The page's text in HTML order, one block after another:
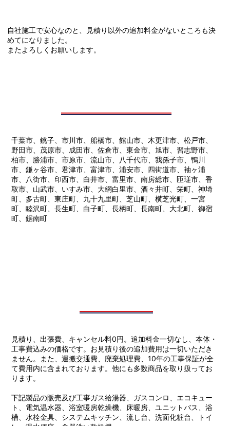
自社施工で安心なのと、見積り以外の追加料金がないところも決
めてになりました。
またよろしくお願いします。
千葉市、銚子、市川市、船橋市、館山市、木更津市、松戸市、
野田市、茂原市、成田市、佐倉市、東金市、旭市、習志野市、
柏市、勝浦市、市原市、流山市、八千代市、我孫子市、鴨川
市、鎌ヶ谷市、君津市、富津市、浦安市、四街道市、袖ヶ浦
市、八街市、印西市、白井市、富里市、南房総市、匝瑳市、香
取市、山武市、いすみ市、大網白里市、酒々井町、栄町、神埼
町、多古町、東庄町、九十九里町、芝山町、横芝光町、一宮
町、睦沢町、長生町、白子町、長柄町、長南町、大北町、御宿
町、鋸南町
見積り、出張費、キャンセル料0円。追加料金一切なし、本体・
工事費込みの価格です。お見積り後の追加費用は一切いただき
ません。また、運搬交通費、廃棄処理費、10年の工事保証が全
て費用内に含まれております。他にも多数商品を取り扱ってお
ります。
下記製品の販売及び工事ガス給湯器、ガスコンロ、エコキュー
ト、電気温水器、浴室暖房乾燥機、床暖房、ユニットバス、浴
槽、水栓金具、システムキッチン、流し台、洗面化粧台、トイ